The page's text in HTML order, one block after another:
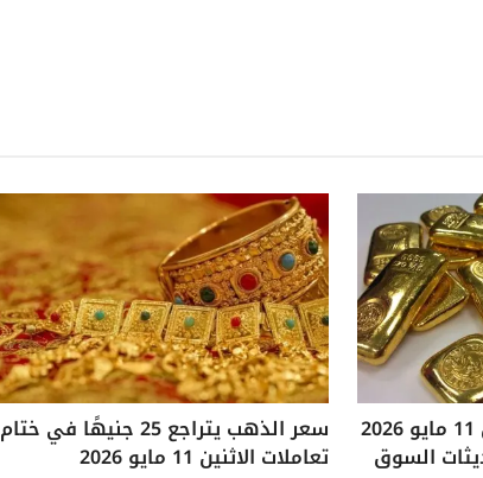
سعر الذهب اليوم الاثنين 11 مايو 2026 سعر الذهب يتراجع 25 جنيهًا في ختام
تعاملات الاثنين 11 مايو 2026